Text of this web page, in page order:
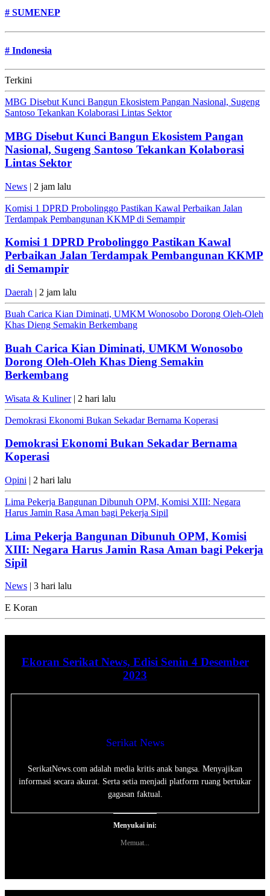
# SUMENEP
# Indonesia
Terkini
MBG Disebut Kunci Bangun Ekosistem Pangan Nasional, Sugeng
Santoso Tekankan Kolaborasi Lintas Sektor
MBG Disebut Kunci Bangun Ekosistem Pangan
Nasional, Sugeng Santoso Tekankan Kolaborasi
Lintas Sektor
News | 2 jam lalu
Komisi 1 DPRD Probolinggo Pastikan Kawal Perbaikan Jalan
Terdampak Pembangunan KKMP di Semampir
Komisi 1 DPRD Probolinggo Pastikan Kawal
Perbaikan Jalan Terdampak Pembangunan KKMP
di Semampir
Daerah | 2 jam lalu
Buah Carica Kian Diminati, UMKM Wonosobo Dorong Oleh-Oleh
Khas Dieng Semakin Berkembang
Buah Carica Kian Diminati, UMKM Wonosobo
Dorong Oleh-Oleh Khas Dieng Semakin
Berkembang
Wisata & Kuliner| 2 hari lalu
Demokrasi Ekonomi Bukan Sekadar Bernama Koperasi
Demokrasi Ekonomi Bukan Sekadar Bernama
Koperasi
Opini | 2 hari lalu
Lima Pekerja Bangunan Dibunuh OPM, Komisi XIII: Negara
Harus Jamin Rasa Aman bagi Pekerja Sipil
Lima Pekerja Bangunan Dibunuh OPM, Komisi
XIII: Negara Harus Jamin Rasa Aman bagi Pekerja
Sipil
News | 3 hari lalu
E Koran
Ekoran Serikat News, Edisi Senin 4 Desember
2023
Serikat News
SerikatNews.com adalah media kritis anak bangsa. Menyajikan
informasi secara akurat. Serta setia menjadi platform ruang bertukar
gagasan faktual.
Menyukai ini:
Memuat...